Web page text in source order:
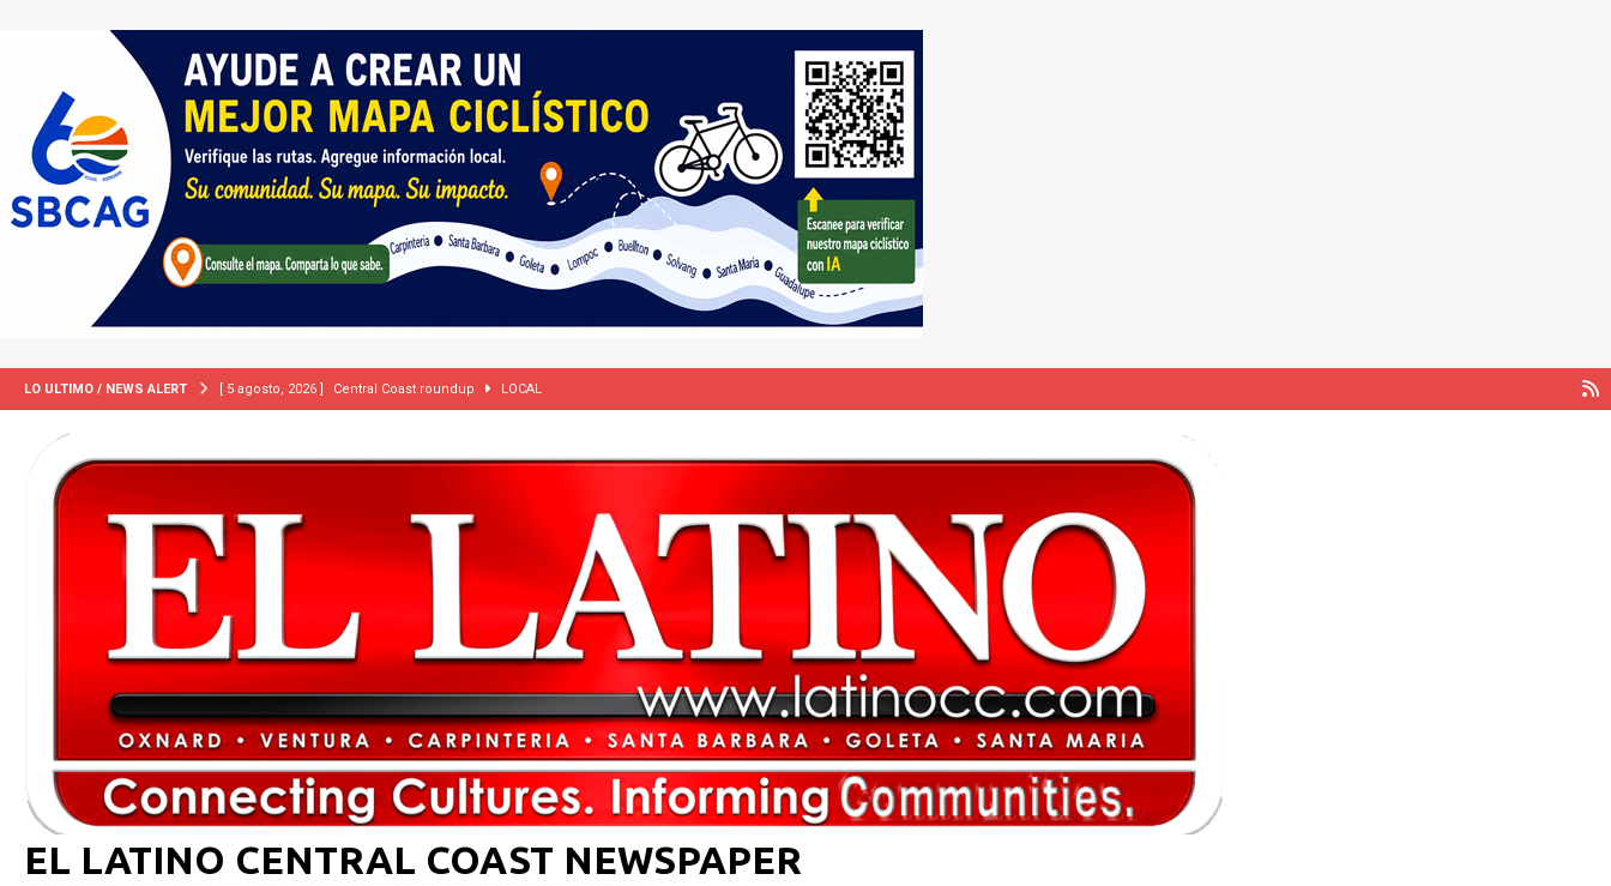
LO ULTIMO / NEWS ALERT [ 5 agosto, 2026 ] Central Coast roundup LOCAL
extranjeros” INMIGRACIÓN
Colombia apaga el ‘efecto Vini’. Brasil 1 – Colombia 1
[ 29 marzo, 2024 ] Corte Suprema levanta suspensión a ley de Texas que permite a la policía detener a migrantes
[ 1 marzo, 2024 ] Potente tormenta invernal desatará la mayor nevada en lo que va del año en California NACIONALES
[ 5 agosto, 2026 ] International roundup INTERNACIONAL
EL LATINO CENTRAL COAST NEWSPAPER